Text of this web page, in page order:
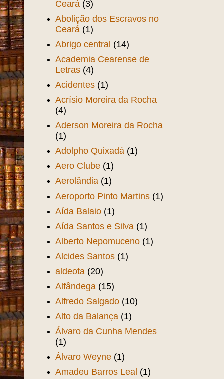
Ceará (3)
Abolição dos Escravos no
Ceará (1)
Abrigo central (14)
Academia Cearense de
Letras (4)
Acidentes (1)
Acrísio Moreira da Rocha
(4)
Aderson Moreira da Rocha
(1)
Adolpho Quixadá (1)
Aero Clube (1)
Aerolândia (1)
Aeroporto Pinto Martins (1)
Aída Balaio (1)
Aída Santos e Silva (1)
Alberto Nepomuceno (1)
Alcides Santos (1)
aldeota (20)
Alfândega (15)
Alfredo Salgado (10)
Alto da Balança (1)
Álvaro da Cunha Mendes
(1)
Álvaro Weyne (1)
Amadeu Barros Leal (1)